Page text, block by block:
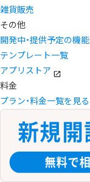
雑貨販売
その他
開発中・提供予定の機能
テンプレート一覧
アプリストア
料金
プラン・料金一覧を見る